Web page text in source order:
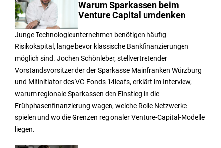
Warum Sparkassen beim
Venture Capital umdenken
Junge Technologieunternehmen benötigen häufig
Risikokapital, lange bevor klassische Bankfinanzierungen
möglich sind. Jochen Schönleber, stellvertretender
Vorstandsvorsitzender der Sparkasse Mainfranken Würzburg
und Mitinitiator des VC-Fonds 14leafs, erklärt im Interview,
warum regionale Sparkassen den Einstieg in die
Frühphasenfinanzierung wagen, welche Rolle Netzwerke
spielen und wo die Grenzen regionaler Venture-Capital-Modelle
liegen.